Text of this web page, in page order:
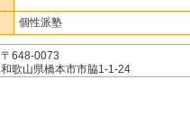
個性派塾
〒648-0073
和歌山県橋本市市脇1-1-24